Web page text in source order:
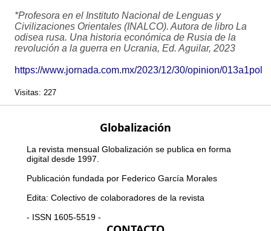
*Profesora en el Instituto Nacional de Lenguas y
Civilizaciones Orientales (INALCO). Autora de libro La
odisea rusa. Una historia económica de Rusia de la
revolución a la guerra en Ucrania, Ed. Aguilar, 2023
https://www.jornada.com.mx/2023/12/30/opinion/013a1pol
Visitas: 227
Globalización
La revista mensual Globalización se publica en forma
digital desde 1997.
Publicación fundada por Federico García Morales
Edita: Colectivo de colaboradores de la revista
- ISSN 1605-5519 -